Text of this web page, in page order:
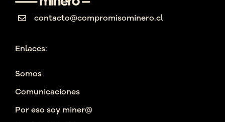
contacto@compromisominero.cl
Enlaces:
Somos
Comunicaciones
Por eso soy miner@